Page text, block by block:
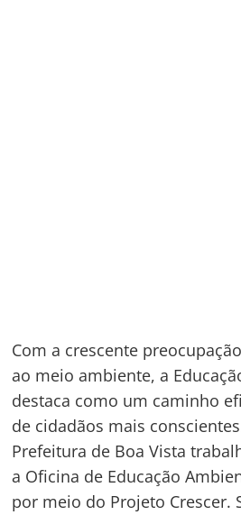
Com a crescente
ao meio ambiente, a
destaca como um caminho
de cidadãos mais
Prefeitura de Boa Vista
a Oficina de Educação
por meio do Projeto Crescer.